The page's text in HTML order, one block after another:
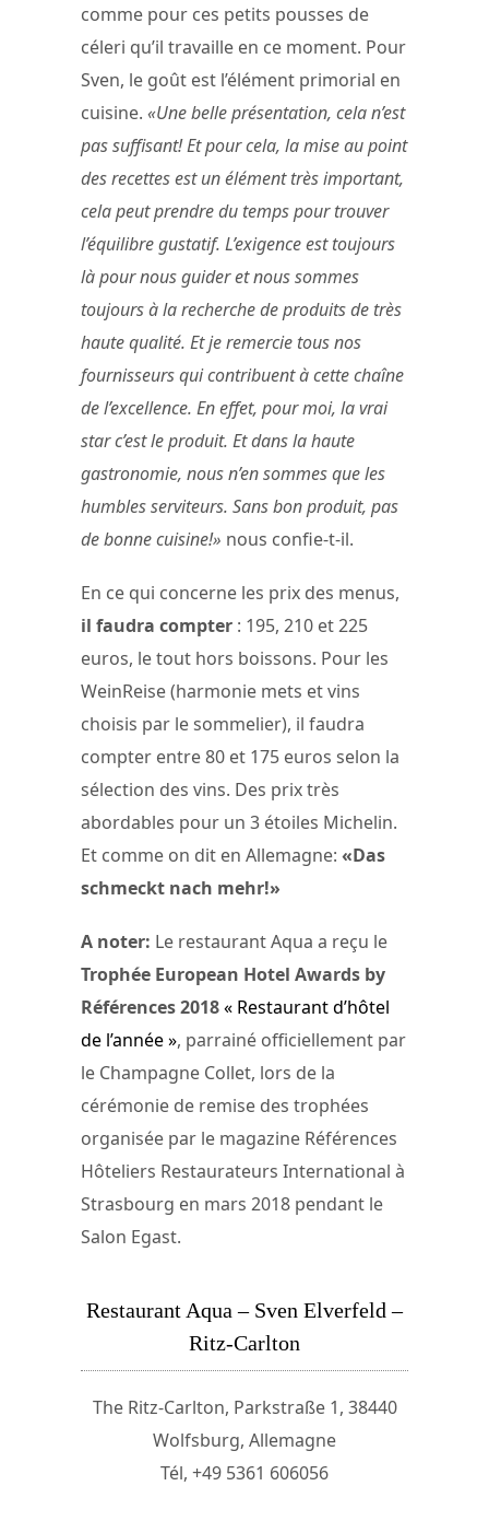
comme pour ces petits pousses de
céleri qu’il travaille en ce moment. Pour
Sven, le goût est l’élément primorial en
cuisine. «Une belle présentation, cela n’est
pas suffisant! Et pour cela, la mise au point
des recettes est un élément très important,
cela peut prendre du temps pour trouver
l’équilibre gustatif. L’exigence est toujours
là pour nous guider et nous sommes
toujours à la recherche de produits de très
haute qualité. Et je remercie tous nos
fournisseurs qui contribuent à cette chaîne
de l’excellence. En effet, pour moi, la vrai
star c’est le produit. Et dans la haute
gastronomie, nous n’en sommes que les
humbles serviteurs. Sans bon produit, pas
de bonne cuisine!» nous confie-t-il.
En ce qui concerne les prix des menus,
il faudra compter : 195, 210 et 225
euros, le tout hors boissons. Pour les
WeinReise (harmonie mets et vins
choisis par le sommelier), il faudra
compter entre 80 et 175 euros selon la
sélection des vins. Des prix très
abordables pour un 3 étoiles Michelin.
Et comme on dit en Allemagne: «Das
schmeckt nach mehr!»
A noter: Le restaurant Aqua a reçu le
Trophée European Hotel Awards by
Références 2018« Restaurant d’hôtel
de l’année », parrainé officiellement par
le Champagne Collet, lors de la
cérémonie de remise des trophées
organisée par le magazine Références
Hôteliers Restaurateurs International à
Strasbourg en mars 2018 pendant le
Salon Egast.
Restaurant Aqua – Sven Elverfeld –
Ritz-Carlton
The Ritz-Carlton, Parkstraße 1, 38440
Wolfsburg, Allemagne
Tél, +49 5361 606056